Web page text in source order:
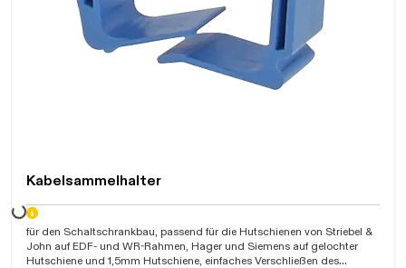
Kabelsammelhalter
Daten werden geladen. Bitte warten...
für den Schaltschrankbau, passend für die Hutschienen von Striebel &
John auf EDF- und WR-Rahmen, Hager und Siemens auf gelochter
Hutschiene und 1,5mm Hutschiene, einfaches Verschließen des